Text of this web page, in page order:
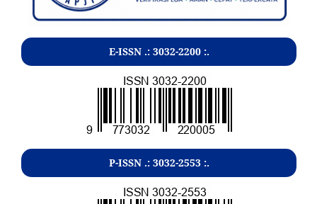
E-ISSN .: 3032-2200:.
P-ISSN .: 3032-2553:.